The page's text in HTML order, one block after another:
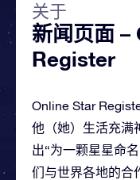
关于
新闻页面
Register
Online Star
他（她）生活充满
出“为一颗星星命
们与世界各地的合